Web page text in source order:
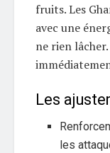
fruits. Les
avec une
ne rien
Les
les